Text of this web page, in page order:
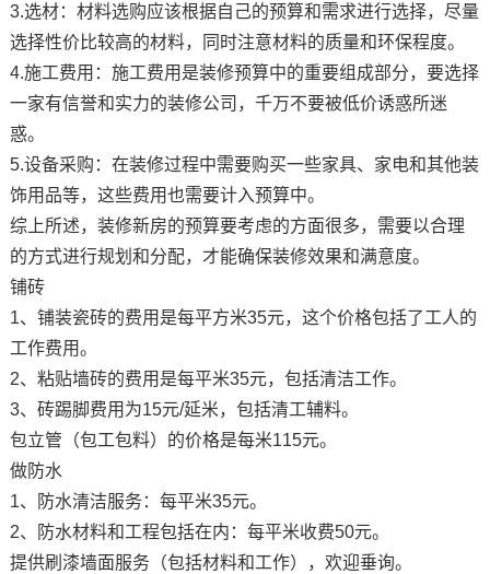
3.选材：材料选购应该根据自己的预算和需求进行选择，尽量
选择性价比较高的材料，同时注意材料的质量和环保程度。
4.施工费用：施工费用是装修预算中的重要组成部分，要选择
一家有信誉和实力的装修公司，千万不要被低价诱惑所迷
惑。
5.设备采购：在装修过程中需要购买一些家具、家电和其他装
饰用品等，这些费用也需要计入预算中。
综上所述，装修新房的预算要考虑的方面很多，需要以合理
的方式进行规划和分配，才能确保装修效果和满意度。
铺砖
1、铺装瓷砖的费用是每平方米35元，这个价格包括了工人的
工作费用。
2、粘贴墙砖的费用是每平米35元，包括清洁工作。
3、砖踢脚费用为15元/延米，包括清工辅料。
包立管（包工包料）的价格是每米115元。
做防水
1、防水清洁服务：每平米35元。
2、防水材料和工程包括在内：每平米收费50元。
提供刷漆墙面服务（包括材料和工作），欢迎垂询。